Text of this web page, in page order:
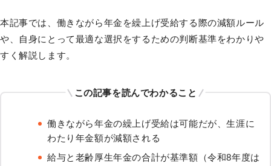
本記事では、働きながら年金を繰上げ受給する際の減額ルール
や、自身にとって最適な選択をするための判断基準をわかりや
すく解説します。
この記事を読んでわかること
働きながら年金の繰上げ受給は可能だが、生涯に
わたり年金額が減額される
給与と老齢厚生年金の合計が基準額（令和8年度は